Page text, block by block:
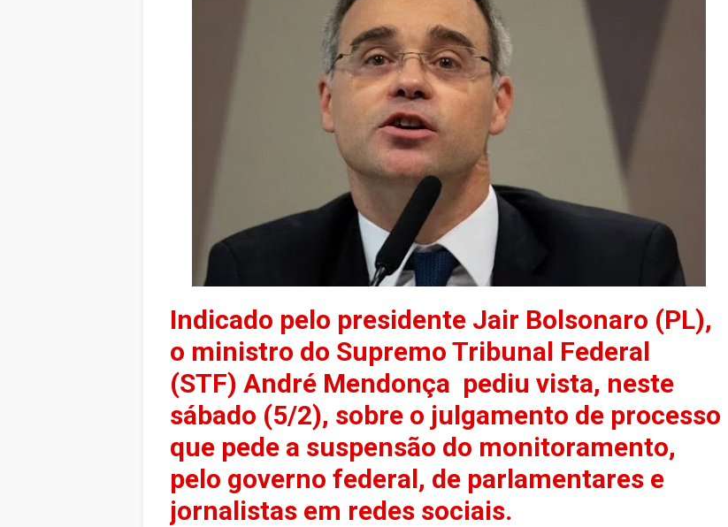
Indicado pelo presidente Jair Bolsonaro (PL),
o ministro do Supremo Tribunal Federal
(STF) André Mendonça pediu vista, neste
sábado (5/2), sobre o julgamento de processo
que pede a suspensão do monitoramento,
pelo governo federal, de parlamentares e
jornalistas em redes sociais.